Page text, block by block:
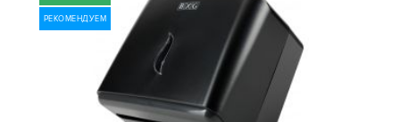
РЕКОМЕНДУЕМ